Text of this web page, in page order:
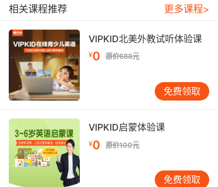
周时间，只做一件事——把一般现在时和现在进
行时彻底搞明白。这是小学阶段最核心的两个时
态，考试中至少占一半以上的语法分值。怎么算
搞明白？不是背规则，而是能准确说出“我每天七
点起床”和“我现在正在吃早饭”的区别，并且能举
出五个类似的例子。 时态过关之后，再花一周攻
克“特殊疑问句”。考试里扣分最狠的往往不是选
择题，而是连词成句和句型转换。让孩子把“什
么、哪里、什么时候、谁、怎么”这五个疑问词的
用法练到条件反射的程度，看到“where”就知道要
问地点，看到“how”就知道要问方式。这两关过
了，语法部分的大头就拿下了。 听力不能等到初
中再补 这是最容易被忽视的一块。很多家长觉得
小学英语听力简单，考试扣分不多就不用管。但
小升初之后，初中英语听力难度会陡然上升——
相关课程推荐 更多课程>
VIPKID北美外教试听体验课
¥0 原价688元
免费领取
VIPKID启蒙体验课
¥0 原价100元
免费领取